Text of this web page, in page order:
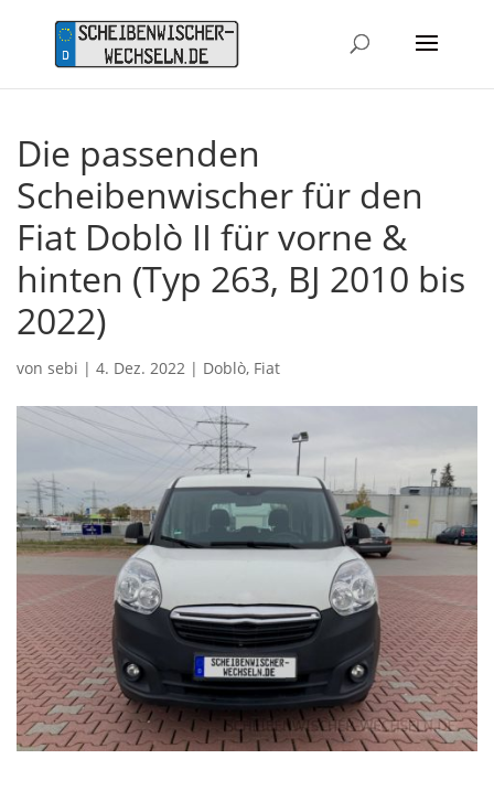
Die passenden
Scheibenwischer für den
Fiat Doblò II für vorne &
hinten (Typ 263, BJ 2010 bis
2022)
von sebi | 4. Dez. 2022 | Doblò, Fiat